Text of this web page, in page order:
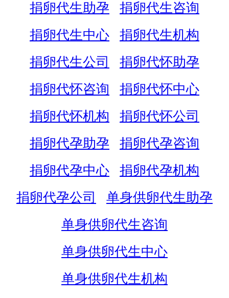
捐卵代生助孕
捐卵代生咨询
捐卵代生中心
捐卵代生机构
捐卵代生公司
捐卵代怀助孕
捐卵代怀咨询
捐卵代怀中心
捐卵代怀机构
捐卵代怀公司
捐卵代孕助孕
捐卵代孕咨询
捐卵代孕中心
捐卵代孕机构
捐卵代孕公司
单身供卵代生助孕
单身供卵代生咨询
单身供卵代生中心
单身供卵代生机构